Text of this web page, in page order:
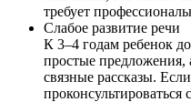
требует
Слабое развитие речи
К 3–4 годам ребенок
простые предложения,
связные рассказы.
проконсультироваться